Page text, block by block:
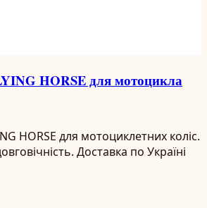
HORSE для мотоцикла
HORSE для мотоциклетних коліс.
Доставка по Україні